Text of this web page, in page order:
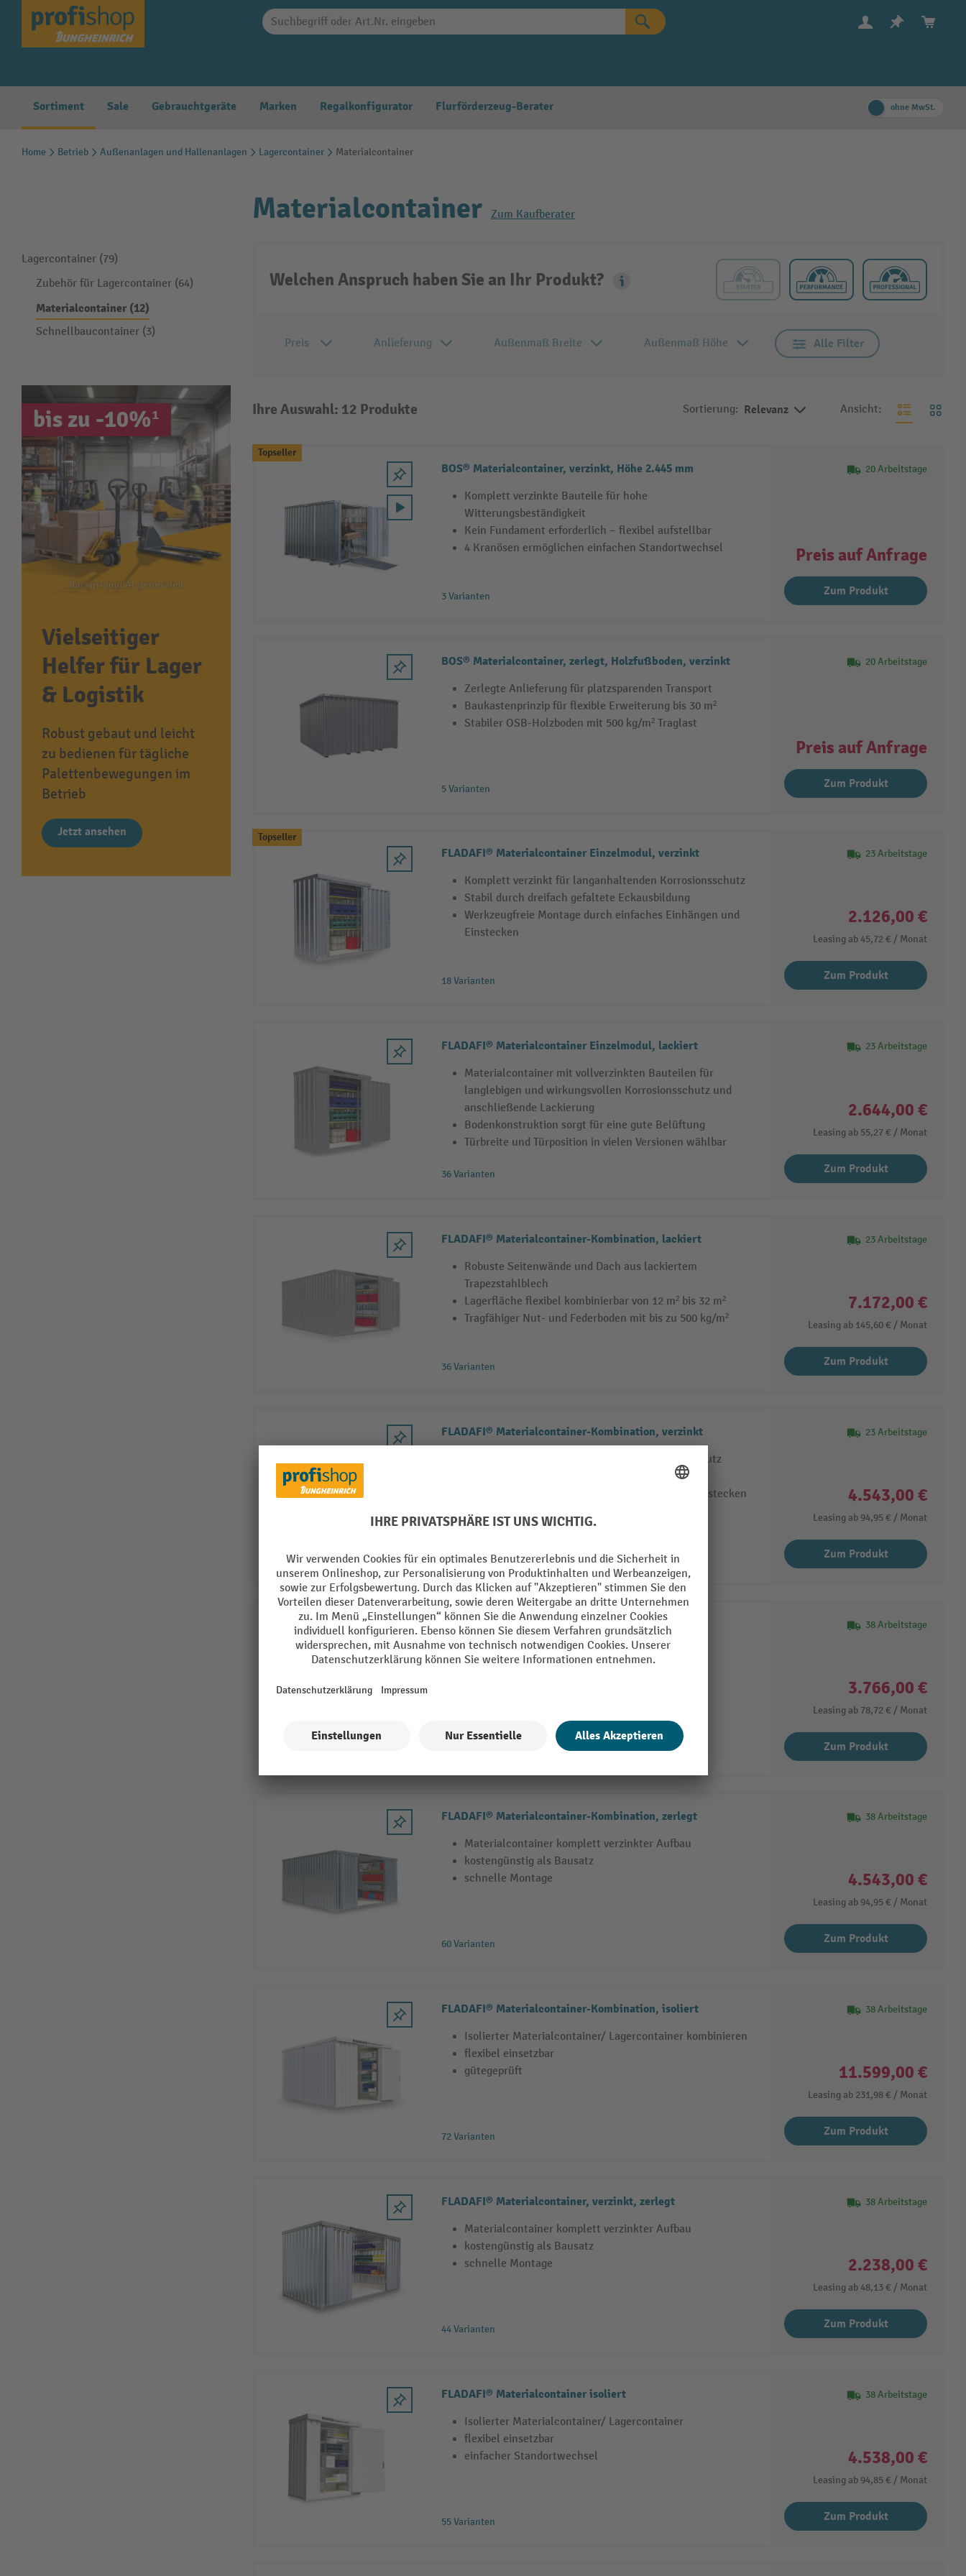
Zur Hauptnavigation springen
Sortiment Sale Gebrauchtgeräte Marken Regalkonfigurator Flurförderzeug-Berater ohne MwSt.
Home Betrieb Außenanlagen und Hallenanlagen Lagercontainer Materialcontainer
Lagercontainer (79)
Zubehör für Lagercontainer (64)
Materialcontainer (12)
Schnellbaucontainer (3)
bis zu -10%¹
Vielseitiger
Helfer für Lager
& Logistik
Robust gebaut und leicht
zu bedienen für tägliche
Palettenbewegungen im
Betrieb
Jetzt ansehen
Materialcontainer Zum Kaufberater
Welchen Anspruch haben Sie an Ihr Produkt?
Preis Anlieferung Außenmaß Breite Außenmaß Höhe Alle Filter
Ihre Auswahl: 12 Produkte Sortierung: Relevanz Ansicht:
Topseller
BOS® Materialcontainer, verzinkt, Höhe 2.445 mm
Komplett verzinkte Bauteile für hohe
Witterungsbeständigkeit
Kein Fundament erforderlich – flexibel aufstellbar
4 Kranösen ermöglichen einfachen Standortwechsel
3 Varianten
20 Arbeitstage
Preis auf Anfrage
Zum Produkt
BOS® Materialcontainer, zerlegt, Holzfußboden, verzinkt
Zerlegte Anlieferung für platzsparenden Transport
Baukastenprinzip für flexible Erweiterung bis 30 m²
Stabiler OSB-Holzboden mit 500 kg/m² Traglast
5 Varianten
20 Arbeitstage
Preis auf Anfrage
Zum Produkt
Topseller
FLADAFI® Materialcontainer Einzelmodul, verzinkt
Komplett verzinkt für langanhaltenden Korrosionsschutz
Stabil durch dreifach gefaltete Eckausbildung
Werkzeugfreie Montage durch einfaches Einhängen und
Einstecken
18 Varianten
23 Arbeitstage
2.126,00 €
Leasing ab 45,72 € / Monat
Zum Produkt
FLADAFI® Materialcontainer Einzelmodul, lackiert
Materialcontainer mit vollverzinkten Bauteilen für
langlebigen und wirkungsvollen Korrosionsschutz und
anschließende Lackierung
Bodenkonstruktion sorgt für eine gute Belüftung
Türbreite und Türposition in vielen Versionen wählbar
36 Varianten
23 Arbeitstage
2.644,00 €
Leasing ab 55,27 € / Monat
Zum Produkt
FLADAFI® Materialcontainer-Kombination, lackiert
Robuste Seitenwände und Dach aus lackiertem
Trapezstahlblech
Lagerfläche flexibel kombinierbar von 12 m² bis 32 m²
Tragfähiger Nut- und Federboden mit bis zu 500 kg/m²
36 Varianten
23 Arbeitstage
7.172,00 €
Leasing ab 145,60 € / Monat
Zum Produkt
FLADAFI® Materialcontainer-Kombination, verzinkt
Komplett verzinkt für dauerhaften Korrosionsschutz
Dach und Wände aus stabilem Trapezstahlblech
Werkzeugfreie Montage durch Einhängen und Einstecken
18 Varianten
23 Arbeitstage
4.543,00 €
Leasing ab 94,95 € / Monat
Zum Produkt
FLADAFI® Materialcontainer, verzinkt, montiert
Materialcontainer komplett verzinkter Aufbau
38 Arbeitstage
3.766,00 €
Leasing ab 78,72 € / Monat
Zum Produkt
FLADAFI® Materialcontainer-Kombination, zerlegt
Materialcontainer komplett verzinkter Aufbau
kostengünstig als Bausatz
schnelle Montage
60 Varianten
38 Arbeitstage
4.543,00 €
Leasing ab 94,95 € / Monat
Zum Produkt
FLADAFI® Materialcontainer-Kombination, isoliert
Isolierter Materialcontainer/ Lagercontainer kombinieren
flexibel einsetzbar
gütegeprüft
72 Varianten
38 Arbeitstage
11.599,00 €
Leasing ab 231,98 € / Monat
Zum Produkt
FLADAFI® Materialcontainer, verzinkt, zerlegt
Materialcontainer komplett verzinkter Aufbau
kostengünstig als Bausatz
schnelle Montage
44 Varianten
38 Arbeitstage
2.238,00 €
Leasing ab 48,13 € / Monat
Zum Produkt
FLADAFI® Materialcontainer isoliert
Isolierter Materialcontainer/ Lagercontainer
flexibel einsetzbar
einfacher Standortwechsel
55 Varianten
38 Arbeitstage
4.538,00 €
Leasing ab 94,85 € / Monat
Zum Produkt